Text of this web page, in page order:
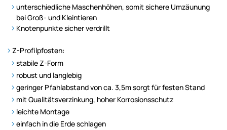
unterschiedliche Maschenhöhen, somit sichere Umzäunung
bei Groß- und Kleintieren
Knotenpunkte sicher verdrillt
Z-Profilpfosten:
stabile Z-Form
robust und langlebig
geringer Pfahlabstand von ca. 3,5m sorgt für festen Stand
mit Qualitätsverzinkung, hoher Korrosionsschutz
leichte Montage
einfach in die Erde schlagen